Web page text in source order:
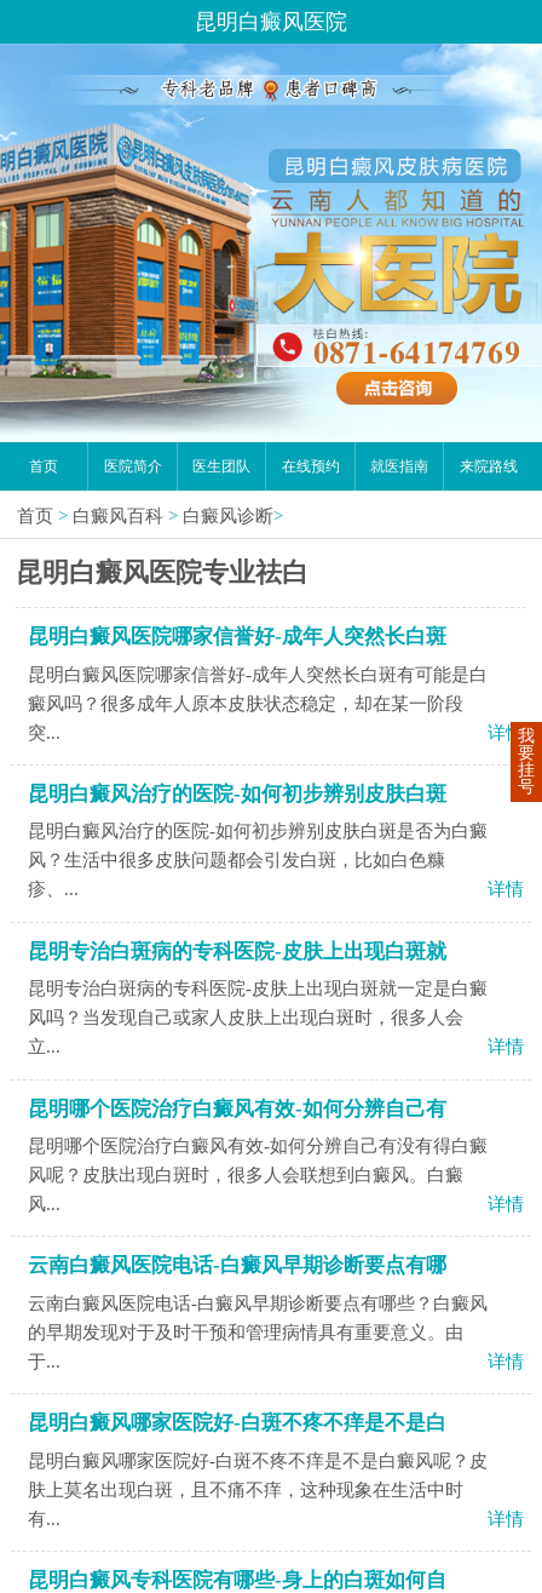
昆明白癜风医院
首页 医院简介 医生团队 在线预约 就医指南 来院路线
首页 > 白癜风百科 > 白癜风诊断>
昆明白癜风医院专业祛白
昆明白癜风医院哪家信誉好-成年人突然长白斑
昆明白癜风医院哪家信誉好-成年人突然长白斑有可能是白
癜风吗？很多成年人原本皮肤状态稳定，却在某一阶段
突...
详情
昆明白癜风治疗的医院-如何初步辨别皮肤白斑
昆明白癜风治疗的医院-如何初步辨别皮肤白斑是否为白癜
风？生活中很多皮肤问题都会引发白斑，比如白色糠
疹、...
详情
昆明专治白斑病的专科医院-皮肤上出现白斑就
昆明专治白斑病的专科医院-皮肤上出现白斑就一定是白癜
风吗？当发现自己或家人皮肤上出现白斑时，很多人会
立...
详情
昆明哪个医院治疗白癜风有效-如何分辨自己有
昆明哪个医院治疗白癜风有效-如何分辨自己有没有得白癜
风呢？皮肤出现白斑时，很多人会联想到白癜风。白癜
风...
详情
云南白癜风医院电话-白癜风早期诊断要点有哪
云南白癜风医院电话-白癜风早期诊断要点有哪些？白癜风
的早期发现对于及时干预和管理病情具有重要意义。由
于...
详情
昆明白癜风哪家医院好-白斑不疼不痒是不是白
昆明白癜风哪家医院好-白斑不疼不痒是不是白癜风呢？皮
肤上莫名出现白斑，且不痛不痒，这种现象在生活中时
有...
详情
昆明白癜风专科医院有哪些-身上的白斑如何自
我
要
挂
号